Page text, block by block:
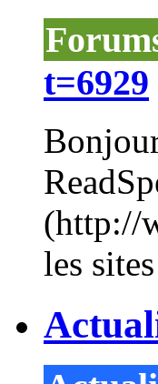
t=6929
(http://
les